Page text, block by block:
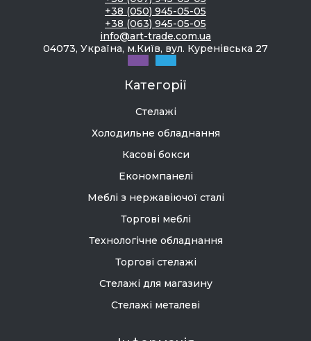
+38 (050) 945-05-05
+38 (063) 945-05-05
info@art-trade.com.ua
04073, Україна, м.Київ, вул. Куренівська 27
Категорії
Стелажі
Холодильне обладнання
Касові бокси
Економпанелі
Меблі з нержавіючої сталі
Торгові меблі
Технологічне обладнання
Торгові стелажі
Стелажі для магазину
Стелажі металеві